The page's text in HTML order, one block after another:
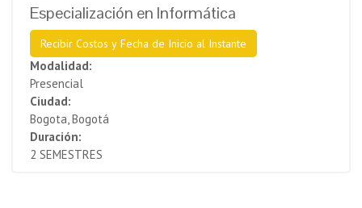
Especialización en Informática
Recibir Costos y Fecha de Inicio al Instante
Modalidad:
Presencial
Ciudad:
Bogota, Bogotá
Duración:
2 SEMESTRES